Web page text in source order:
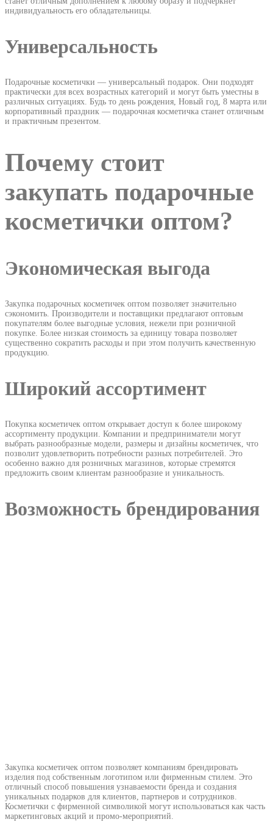
индивидуальность его обладательницы.
Универсальность
Подарочные косметички — универсальный подарок. Они подходят
практически для всех возрастных категорий и могут быть уместны в
различных ситуациях. Будь то день рождения, Новый год, 8 марта или
корпоративный праздник — подарочная косметичка станет отличным
и практичным презентом.
Почему стоит
закупать подарочные
косметички оптом?
Экономическая выгода
Закупка подарочных косметичек оптом позволяет значительно
сэкономить. Производители и поставщики предлагают оптовым
покупателям более выгодные условия, нежели при розничной
покупке. Более низкая стоимость за единицу товара позволяет
существенно сократить расходы и при этом получить качественную
продукцию.
Широкий ассортимент
Покупка косметичек оптом открывает доступ к более широкому
ассортименту продукции. Компании и предприниматели могут
выбрать разнообразные модели, размеры и дизайны косметичек, что
позволит удовлетворить потребности разных потребителей. Это
особенно важно для розничных магазинов, которые стремятся
предложить своим клиентам разнообразие и уникальность.
Возможность брендирования
Закупка косметичек оптом позволяет компаниям брендировать
изделия под собственным логотипом или фирменным стилем. Это
отличный способ повышения узнаваемости бренда и создания
уникальных подарков для клиентов, партнеров и сотрудников.
Косметички с фирменной символикой могут использоваться как часть
маркетинговых акций и промо-мероприятий.